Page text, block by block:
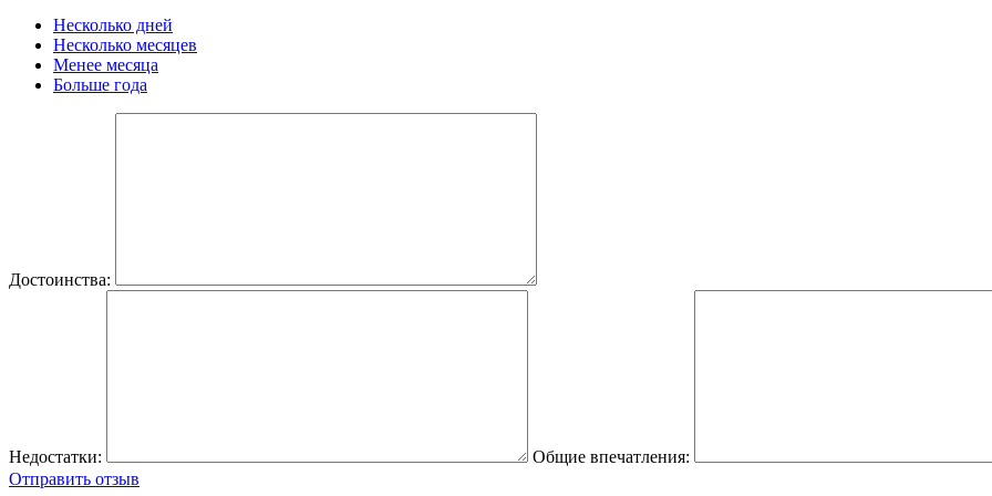
Несколько дней
Несколько месяцев
Менее месяца
Больше года
Достоинства:
Недостатки: Общие впечатления:
Отправить отзыв